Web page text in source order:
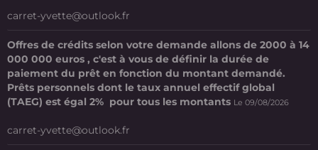
carret-yvette@outlook.fr
Offres de crédits selon votre demande allons de 2000 à 14
000 000 euros , c'est à vous de définir la durée de
paiement du prêt en fonction du montant demandé.
Prêts personnels dont le taux annuel effectif global
(TAEG) est égal 2% pour tous les montants Le 09/08/2026
carret-yvette@outlook.fr